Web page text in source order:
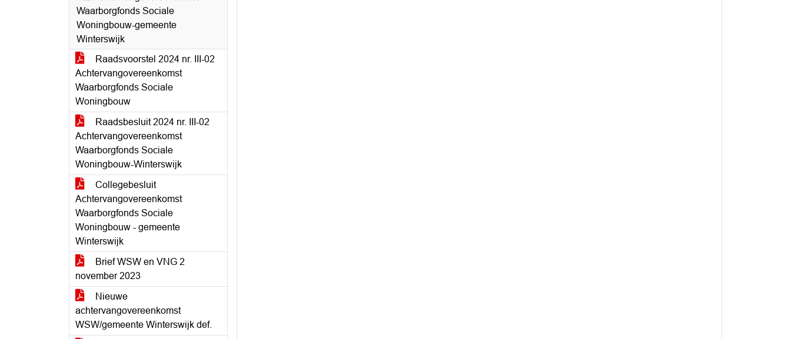
Waarborgfonds Sociale
Woningbouw-gemeente
Winterswijk
Raadsvoorstel 2024 nr. III-02
Achtervangovereenkomst
Waarborgfonds Sociale
Woningbouw
Raadsbesluit 2024 nr. III-02
Achtervangovereenkomst
Waarborgfonds Sociale
Woningbouw-Winterswijk
Collegebesluit
Achtervangovereenkomst
Waarborgfonds Sociale
Woningbouw - gemeente
Winterswijk
Brief WSW en VNG 2
november 2023
Nieuwe
achtervangovereenkomst
WSW/gemeente Winterswijk def.